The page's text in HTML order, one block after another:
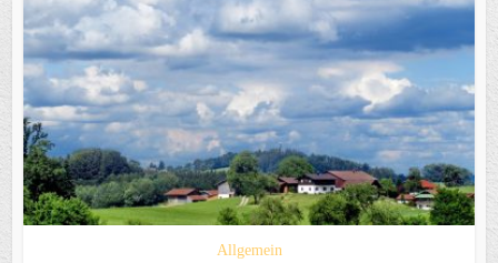
Allgemein